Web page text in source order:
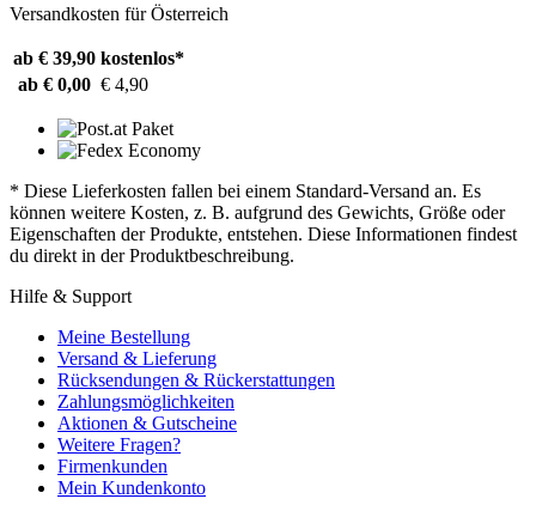
Versandkosten für Österreich
ab € 39,90 kostenlos*
ab € 0,00 € 4,90
* Diese Lieferkosten fallen bei einem Standard-Versand an. Es
können weitere Kosten, z. B. aufgrund des Gewichts, Größe oder
Eigenschaften der Produkte, entstehen. Diese Informationen findest
du direkt in der Produktbeschreibung.
Hilfe & Support
Meine Bestellung
Versand & Lieferung
Rücksendungen & Rückerstattungen
Zahlungsmöglichkeiten
Aktionen & Gutscheine
Weitere Fragen?
Firmenkunden
Mein Kundenkonto